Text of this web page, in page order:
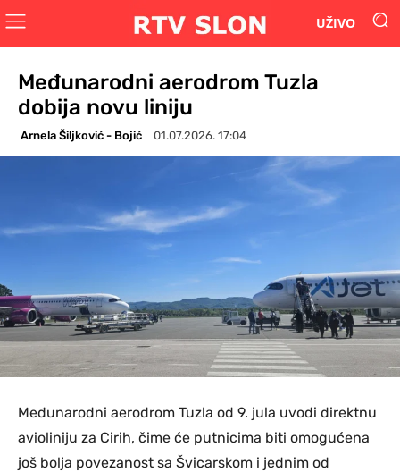
UŽIVO
Međunarodni aerodrom Tuzla
dobija novu liniju
Arnela Šiljković - Bojić 01.07.2026. 17:04
Međunarodni aerodrom Tuzla od 9. jula uvodi direktnu
avioliniju za Cirih, čime će putnicima biti omogućena
još bolja povezanost sa Švicarskom i jednim od